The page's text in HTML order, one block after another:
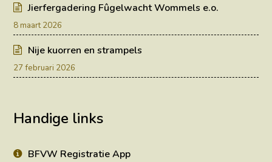
Jierfergadering Fûgelwacht Wommels e.o.
8 maart 2026
Nije kuorren en strampels
27 februari 2026
Handige links
BFVW Registratie App